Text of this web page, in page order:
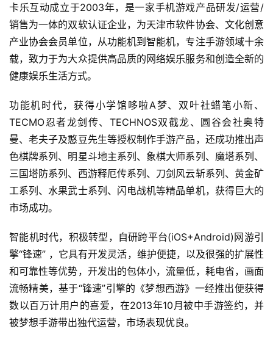
首
页
游
茶
创
游
戏
业
界
手
机
游
戏
单
机
游
卡乐互动成立于2003年，是一家手机游戏产品研发/运营/
销售为一体的双软认证企业，为天津市软件协会、文化创意
产业协会会员单位，从功能机到智能机，专注手游领域十余
载，致力于为大众提供高品质的网络娱乐服务和创造全新的
健康娱乐生活方式。
功能机时代，获得小学馆哆啦A梦、双叶社蜡笔小新、
TECMO忍者龙剑传、TECHNOS双截龙、圆谷会社奥特
曼、老夫子及憨豆先生等授权制作手游产品，还成功推出声
色棋牌系列、明星斗地主系列、象棋大师系列、魔塔系列、
三国塔防系列、西游释厄传系列、刀剑风云斩系列、黄金矿
工系列、水果武士系列、闪电战机等精品单机，获得巨大的
市场成功。
智能机时代，积极转型，自研跨平台(iOS+Android)网游引
擎“锋速” ，它具有开发灵活，维护便捷，以及很强的扩展性
和可靠性等优势，开发出的包体小，流量低，耗电省，画面
流畅精美，基于“锋速”引擎的《梦想西游》一经推出便获得
数以百万计用户的喜爱，在2013年10月被中手游签约，并
被梦想手游带出独代运营，市场表现优良。